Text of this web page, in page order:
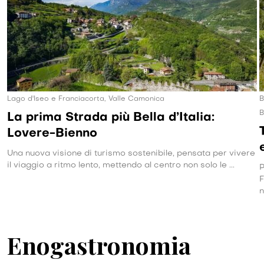
Lago d'Iseo e Franciacorta, Valle Camonica
La prima Strada più Bella d’Italia:
Lovere-Bienno
Una nuova visione di turismo sostenibile, pensata per vivere
il viaggio a ritmo lento, mettendo al centro non solo le ...
Enogastronomia